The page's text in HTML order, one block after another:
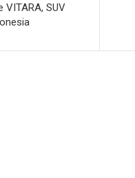
VITARA, SUV